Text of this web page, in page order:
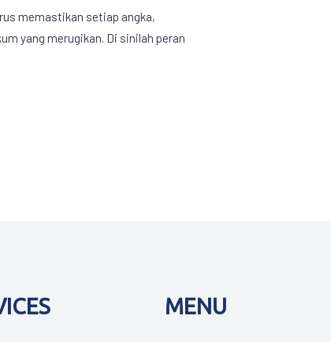
memastikan setiap angka,
yang merugikan. Di sinilah peran
MENU